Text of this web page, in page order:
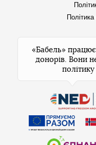
«Бабель»
донорів. Вони
політику